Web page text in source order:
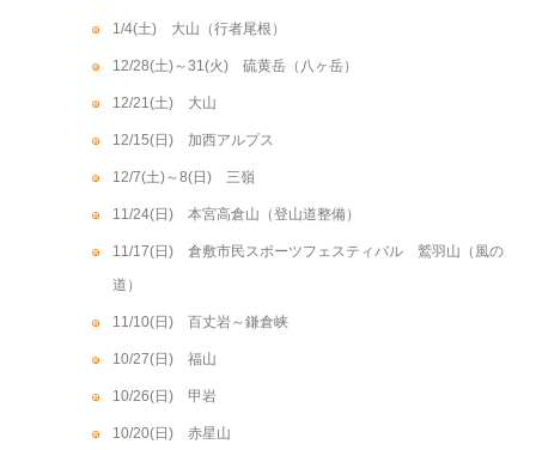
1/4(土) 大山（行者尾根）
12/28(土)～31(火) 硫黄岳（八ヶ岳）
12/21(土) 大山
12/15(日) 加西アルプス
12/7(土)～8(日) 三嶺
11/24(日) 本宮高倉山（登山道整備）
11/17(日) 倉敷市民スポーツフェスティバル 鷲羽山（風の
道）
11/10(日) 百丈岩～鎌倉峡
10/27(日) 福山
10/26(日) 甲岩
10/20(日) 赤星山